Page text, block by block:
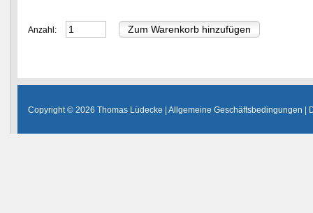
Anzahl:
Copyright © 2026 Thomas Lüdecke | Allgemeine Geschäftsbedingungen